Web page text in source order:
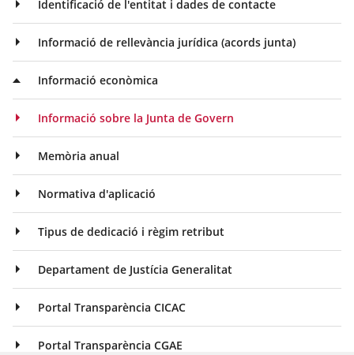
Identificació de l'entitat i dades de contacte
Informació de rellevància jurídica (acords junta)
Informació econòmica
Informació sobre la Junta de Govern
Memòria anual
Normativa d'aplicació
Tipus de dedicació i règim retribut
Departament de Justícia Generalitat
Portal Transparència CICAC
Portal Transparència CGAE